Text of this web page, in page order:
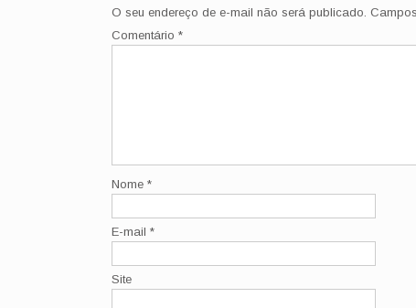
O seu endereço de e-mail não será publicado.
Comentário *
Nome *
E-mail *
Site